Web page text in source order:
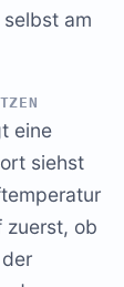
am
eine
siehst
zuerst, ob